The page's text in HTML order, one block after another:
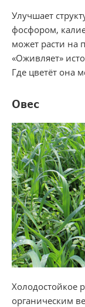
Улучшает
фосфором,
может расти на
«Оживляет»
Где цветёт она
Овес
Холодостойкое
органическим